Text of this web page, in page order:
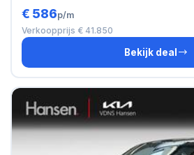
€ 586p/m
Verkoopprijs € 41.850
Bekijk deal